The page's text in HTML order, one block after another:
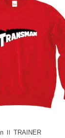
Ⅱ TRAINER